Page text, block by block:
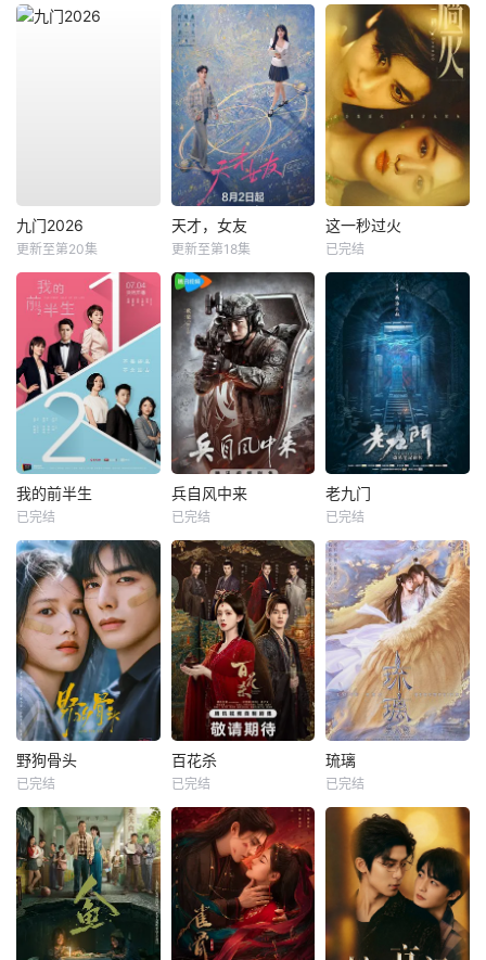
九门2026
更新至第20集
天才，女友
更新至第18集
这一秒过火
已完结
我的前半生
已完结
兵自风中来
已完结
老九门
已完结
野狗骨头
已完结
百花杀
已完结
琉璃
已完结